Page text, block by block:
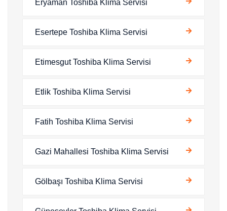
Eryaman Toshiba Klima Servisi
Esertepe Toshiba Klima Servisi
Etimesgut Toshiba Klima Servisi
Etlik Toshiba Klima Servisi
Fatih Toshiba Klima Servisi
Gazi Mahallesi Toshiba Klima Servisi
Gölbaşı Toshiba Klima Servisi